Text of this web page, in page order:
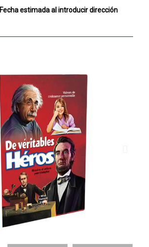
Fecha estimada al introducir dirección